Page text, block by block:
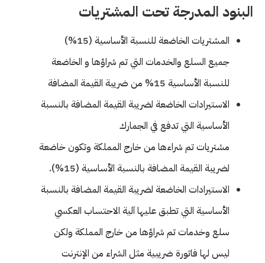
البنود المدرجة تحت المشتريات
المشتريات الخاضعة للنسبة الأساسية (15%)
جميع السلع والخدمات التي تم شراؤها و الخاضعة
للنسبة الأساسية 15% من ضريبة القيمة المضافة
الاستيرادات الخاضعة لضريبة القيمة المضافة بالنسبة
الأساسية التي تدفع في الجمارك
مشتريات تم شراءها من خارج المملكة وتكون خاضعة
لضريبة القيمة المضافة بالنسبة الأساسية (15%).
الاستيرادات الخاضعة لضريبة القيمة المضافة بالنسبة
الأساسية التي تطبق عليها آلية الاحتساب العكسي
سلع وخدمات تم شراؤها من خارج المملكة ولكن
ليس لها فاتورة ضريبية مثل الشراء من الإنترنت